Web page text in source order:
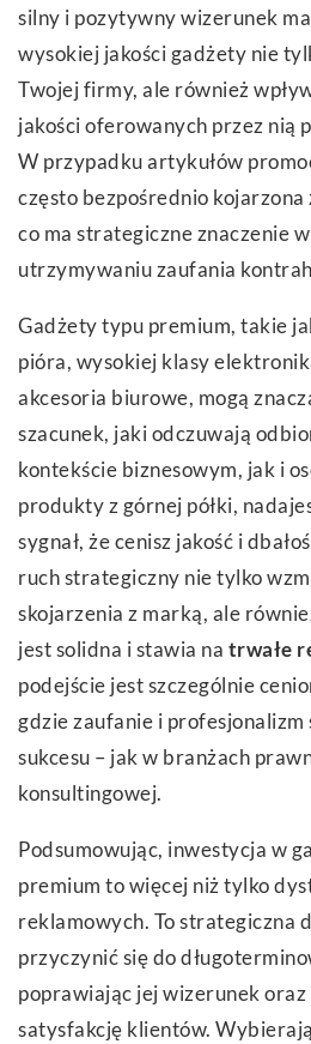
silny i pozytywny wizerunek
wysokiej jakości gadżety nie
Twojej firmy, ale również
jakości oferowanych przez nią
W przypadku artykułów
często bezpośrednio
co ma strategiczne znaczenie
utrzymywaniu zaufania
Gadżety typu premium, takie
pióra, wysokiej klasy
akcesoria biurowe, mogą
szacunek, jaki odczuwają
kontekście biznesowym, jak i
produkty z górnej półki,
sygnał, że cenisz jakość i
ruch strategiczny nie tylko
skojarzenia z marką, ale
jest solidna i stawia na trwałe
podejście jest szczególnie
gdzie zaufanie i profesjonalizm
sukcesu – jak w branżach
konsultingowej.
Podsumowując, inwestycja w
premium to więcej niż tylko
reklamowych. To strategiczna
przyczynić się do
poprawiając jej wizerunek
satysfakcję klientów.